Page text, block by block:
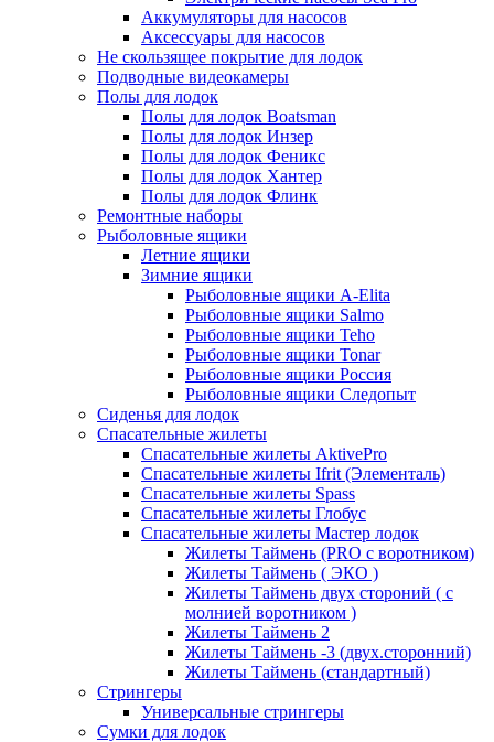
Аккумуляторы для насосов
Аксессуары для насосов
Не скользящее покрытие для лодок
Подводные видеокамеры
Полы для лодок
Полы для лодок Boatsman
Полы для лодок Инзер
Полы для лодок Феникс
Полы для лодок Хантер
Полы для лодок Флинк
Ремонтные наборы
Рыболовные ящики
Летние ящики
Зимние ящики
Рыболовные ящики A-Elita
Рыболовные ящики Salmo
Рыболовные ящики Teho
Рыболовные ящики Tonar
Рыболовные ящики Россия
Рыболовные ящики Следопыт
Сиденья для лодок
Спасательные жилеты
Спасательные жилеты AktivePro
Спасательные жилеты Ifrit (Элементаль)
Спасательные жилеты Spass
Спасательные жилеты Глобус
Спасательные жилеты Мастер лодок
Жилеты Таймень (PRO c воротником)
Жилеты Таймень ( ЭКО )
Жилеты Таймень двух стороний ( с
молнией воротником )
Жилеты Таймень 2
Жилеты Таймень -3 (двух.сторонний)
Жилеты Таймень (стандартный)
Стрингеры
Универсальные стрингеры
Сумки для лодок